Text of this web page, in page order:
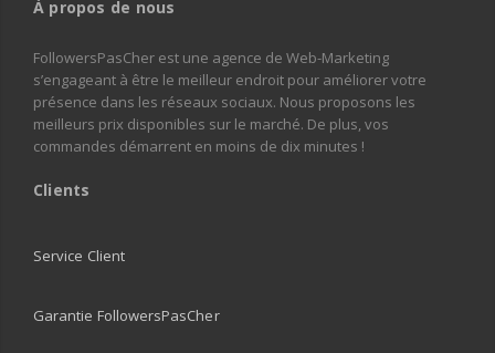
À propos de nous
FollowersPasCher est une agence de Web-Marketing
s’engageant à être le meilleur endroit pour améliorer votre
présence dans les réseaux sociaux. Nous proposons les
meilleurs prix disponibles sur le marché. De plus, vos
commandes démarrent en moins de dix minutes !
Clients
Service Client
Garantie FollowersPasCher